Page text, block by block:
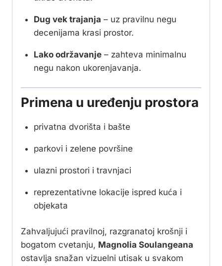
Dug vek trajanja – uz pravilnu negu
decenijama krasi prostor.
Lako održavanje– zahteva minimalnu
negu nakon ukorenjavanja.
Primena u uređenju prostora
privatna dvorišta i bašte
parkovi i zelene površine
ulazni prostori i travnjaci
reprezentativne lokacije ispred kuća i
objekata
Zahvaljujući pravilnoj, razgranatoj krošnji i
bogatom cvetanju, Magnolia Soulangeana
ostavlja snažan vizuelni utisak u svakom